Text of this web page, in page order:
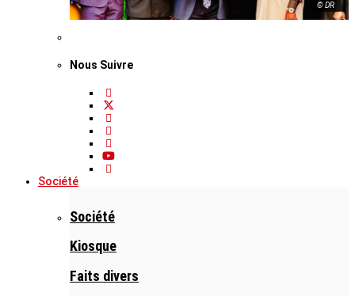
© DR
Nous Suivre
Société
Société
Kiosque
Faits divers